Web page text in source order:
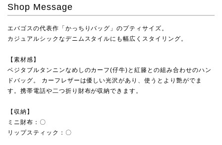
Shop Message
エバゴスの代表作「かっちりバッグ」のプティサイズ。
カジュアルシックなデニムスタイルにも幅広くスタイリング。
【素材感】
ベジタブルタンニンなめしのカーフ(仔牛)と紅籐との組み合わせのハン
ドバッグ。 カーフレザーは優しい光沢があり、使うとより艶がでま
す。携帯電話や二つ折り財布が収納できます。
【収納】
ミニ財布：〇
リップスティック：〇